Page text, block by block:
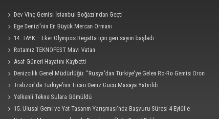
Dev Vinç Gemisi İstanbul Boğazı'ndan Geçti
Ege Denizi’nin En Büyük Mercan Ormanı
14. TAYK – Eker Olympos Regatta için geri sayım başladı
Rotamız TEKNOFEST Mavi Vatan
Asaf Güneri Hayatını Kaybetti
Denizcilik Genel Müdürlüğü: "Rusya'dan Türkiye'ye Gelen Ro-Ro Gemisi Dron
Saldırısına Uğradı"
Trabzon'da Türkiye'nin Ticari Deniz Gücü Masaya Yatırıldı
Yelkenli Tekne Sulara Gömüldü
15. Ulusal Gemi ve Yat Tasarım Yarışması'nda Başvuru Süresi 4 Eylül'e